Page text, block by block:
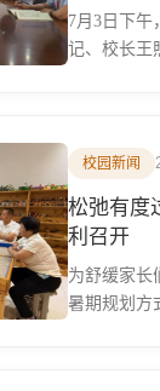
7月3日下
记、校长王
校园新闻
松弛有度
利召开
为舒缓家长
暑期规划方